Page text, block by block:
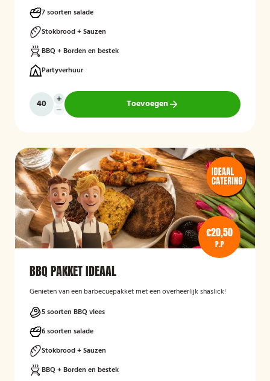
7 soorten salade
Stokbrood + Sauzen
BBQ + Borden en bestek
Partyverhuur
Toevoegen
€20,50
P.P
BBQ PAKKET IDEAAL
Genieten van een barbecuepakket met een overheerlijk shaslick!
5 soorten BBQ vlees
6 soorten salade
Stokbrood + Sauzen
BBQ + Borden en bestek